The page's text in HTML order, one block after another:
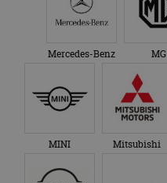
Mercedes-Benz MG
MINI Mitsubishi